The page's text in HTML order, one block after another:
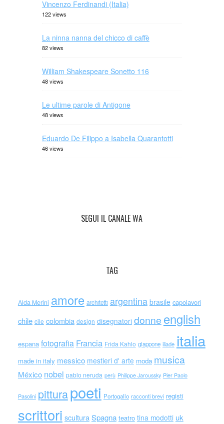
Vincenzo Ferdinandi (Italia)
122 views
La ninna nanna del chicco di caffè
82 views
William Shakespeare Sonetto 116
48 views
Le ultime parole di Antigone
48 views
Eduardo De Filippo a Isabella Quarantotti
46 views
SEGUI IL CANALE WA
TAG
Alda Merini amore architetti argentina brasile capolavori
chile cile colombia design disegnatori donne english
espana fotografia Francia Frida Kahlo giappone iliade italia
made in italy messico mestieri d' arte moda musica
México nobel pablo neruda perù Philippe Jaroussky Pier Paolo
Pasolini pitturapoeti Portogallo racconti brevi registi
scrittori scultura Spagna teatro tina modotti uk